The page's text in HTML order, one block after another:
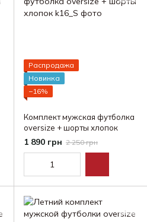
Распродажа
Новинка
−16%
Комплект мужская футболка
oversize + шорты хлопок
1 890 грн 2 250 грн